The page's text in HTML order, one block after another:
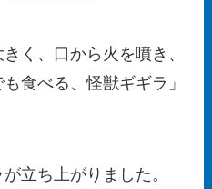
く、口から火を噴き、
食べる、怪獣ギギラ」
立ち上がりました。